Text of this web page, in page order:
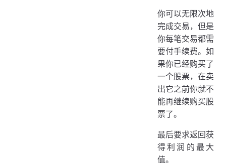
你可以无限次地
完成交易，但是
你每笔交易都需
要付手续费。如
果你已经购买了
一个股票，在卖
出它之前你就不
能再继续购买股
票了。
最后要求返回获
得利润的最大
值。